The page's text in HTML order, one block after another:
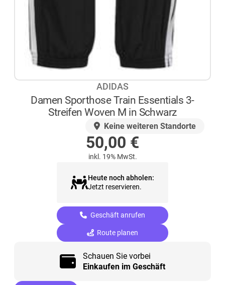
ADIDAS
Damen Sporthose Train Essentials 3-
Streifen Woven M in Schwarz
Keine weiteren Standorte
50,00 €
inkl. 19% MwSt.
Heute noch abholen:
Jetzt reservieren.
Geschäft anrufen
Route planen
Schauen Sie vorbei
Einkaufen im Geschäft